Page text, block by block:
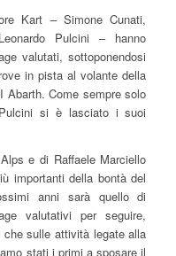
Kart – Simone Cunati,
Pulcini – hanno
valutati, sottoponendosi
in pista al volante della
Abarth. Come sempre solo
si è lasciato i suoi
e di Raffaele Marciello
importanti della bontà del
anni sarà quello di
valutativi per seguire,
sulle attività legate alla
stati i primi a sposare il